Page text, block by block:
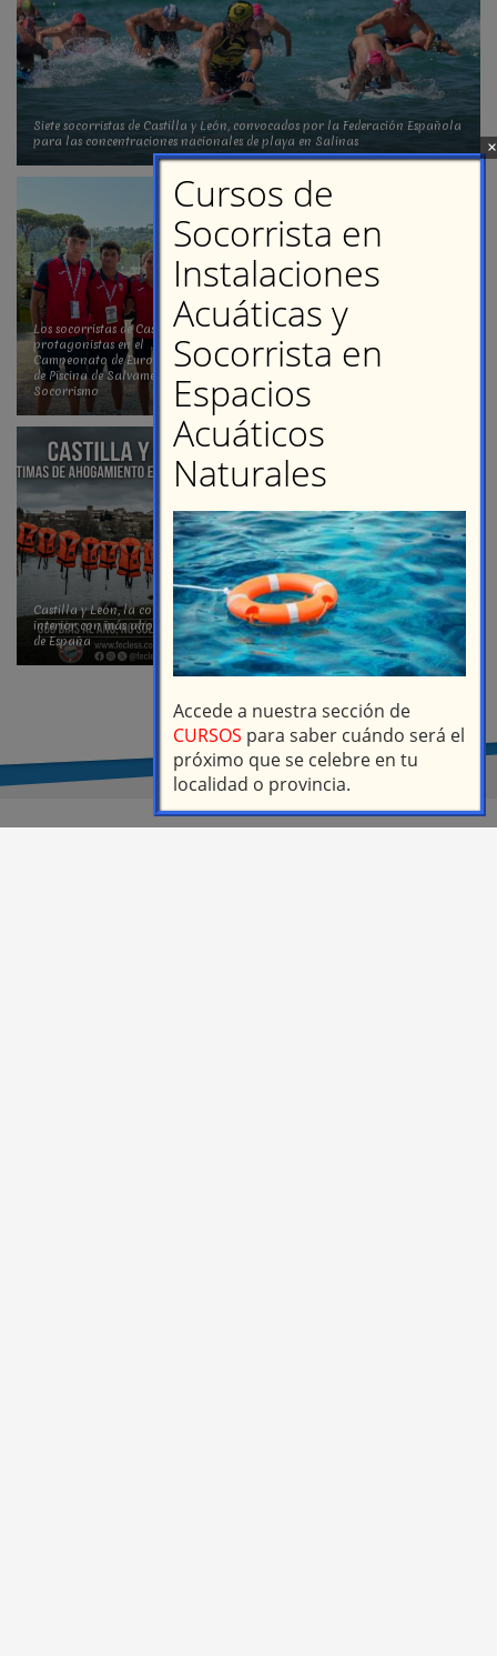
Siete socorristas de Castilla y León, convocados por la Federación Española
para las concentraciones nacionales de playa en Salinas
Los socorristas de Castilla y León
protagonistas en el
Campeonato de Europa Júnior
de Piscina de Salvamento y
Socorrismo
Ocho medallas para los
deportistas de Castilla y León en
el XXXVIII Campeonato de
Playa
Castilla y León, la comunidad de
interior con más ahogamientos
de España
76 socorristas de Castilla y León
participarán en el XXXVIII
Campeonato de España Infantil
y Cadete de Playa de Salvamento
y Socorrismo
Accede a nuestra sección de
CURSOS para saber cuándo será el
próximo que se celebre en tu
localidad o provincia.